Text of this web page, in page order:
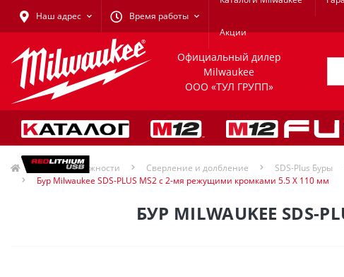
Наш адрес Время работы
Акции
Официальный дилер
Milwaukee
ООО «ТУЛ ГРУПП»
Принадлежности Сверление и долбление SDS-Plus Буры
Бур Milwaukee SDS-PLUS MS2 с 2-мя режущими кромками 5.5 X 110 мм
БУР MILWAUKEE